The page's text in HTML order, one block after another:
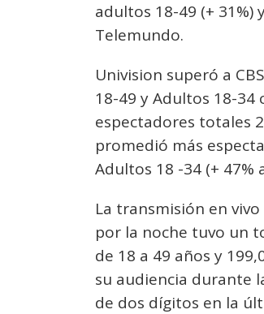
adultos 18-49 (+ 31%)
Telemundo.
Univision superó a
18-49 y Adultos 18-34
espectadores totales
promedió más
Adultos 18 -34 (+ 47%
La transmisión en
por la noche tuvo un
de 18 a 49 años y
su audiencia durante
de dos dígitos en la